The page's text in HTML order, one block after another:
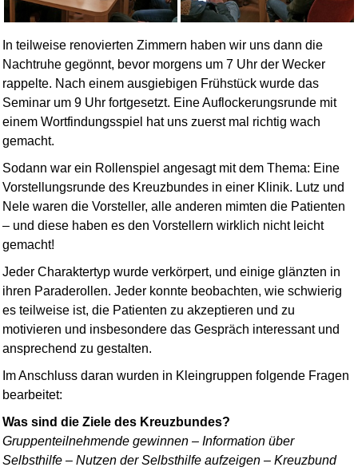
In teilweise renovierten Zimmern haben wir uns dann die
Nachtruhe gegönnt, bevor morgens um 7 Uhr der Wecker
rappelte. Nach einem ausgiebigen Frühstück wurde das
Seminar um 9 Uhr fortgesetzt. Eine Auflockerungsrunde mit
einem Wortfindungsspiel hat uns zuerst mal richtig wach
gemacht.
Sodann war ein Rollenspiel angesagt mit dem Thema: Eine
Vorstellungs­runde des Kreuzbundes in einer Klinik. Lutz und
Nele waren die Vorsteller, alle anderen mimten die Patienten
– und diese haben es den Vorstellern wirklich nicht leicht
gemacht!
Jeder Charaktertyp wurde verkörpert, und einige glänzten in
ihren Paraderollen. Jeder konnte beobachten, wie schwierig
es teilweise ist, die Patienten zu akzeptieren und zu
motivieren und insbesondere das Gespräch interessant und
ansprechend zu gestalten.
Im Anschluss daran wurden in Kleingruppen folgende Fragen
bearbeitet:
Was sind die Ziele des Kreuzbundes?
Gruppenteilnehmende gewinnen – Information über
Selbsthilfe – Nutzen der Selbsthilfe aufzeigen – Kreuzbund